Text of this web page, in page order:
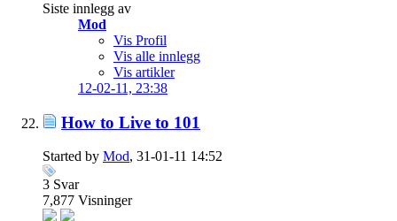
Siste innlegg av
Mod
Vis Profil
Vis alle innlegg
Vis artikler
12-02-11, 23:38
How to Live to 101
Started by Mod, 31-01-11 14:52
3 Svar
7,877 Visninger